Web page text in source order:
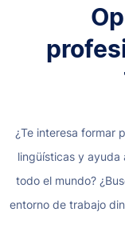
¿Te interesa formar
lingüísticas y ayuda
todo el mundo?
entorno de trabajo